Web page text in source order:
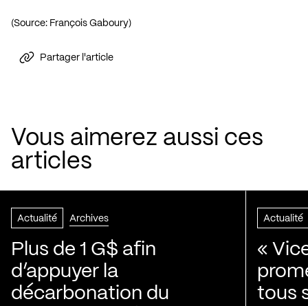
(Source: François Gaboury)
Partager l'article
Vous aimerez aussi ces
articles
Actualité Archives
Plus de 1 G$ afin
d’appuyer la
décarbonation du
Actualité
«
tous